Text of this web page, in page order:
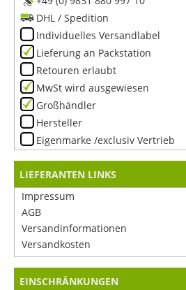
DHL / Spedition
Individuelles Versandlabel
Lieferung an Packstation
Retouren erlaubt
MwSt wird ausgewiesen
Großhändler
Hersteller
Eigenmarke /exclusiv Vertrieb
LIEFERANTEN LINKS
Impressum
AGB
Versandinformationen
Versandkosten
EINSCHRÄNKUNGEN